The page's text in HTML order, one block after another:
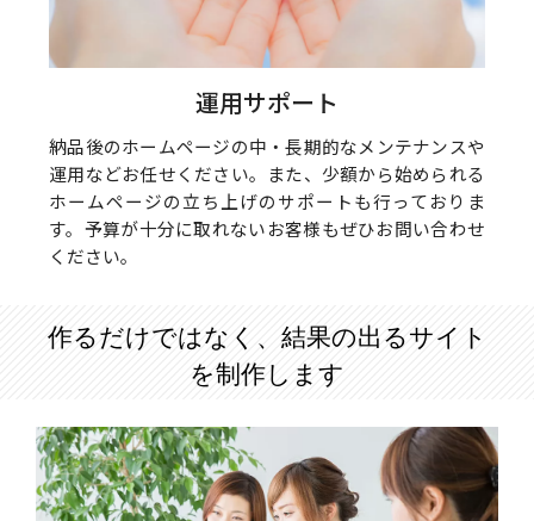
運用サポート
納品後のホームページの中・長期的なメンテナンスや
運用などお任せください。また、少額から始められる
ホームページの立ち上げのサポートも行っておりま
す。予算が十分に取れないお客様もぜひお問い合わせ
ください。
作るだけではなく、結果の出るサイト
を制作します